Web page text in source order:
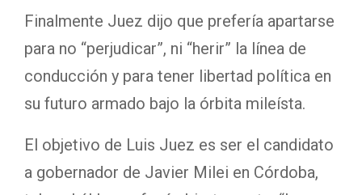
Finalmente Juez dijo que prefería apartarse
para no “perjudicar”, ni “herir” la línea de
conducción y para tener libertad política en
su futuro armado bajo la órbita mileísta.
El objetivo de Luis Juez es ser el candidato
a gobernador de Javier Milei en Córdoba,